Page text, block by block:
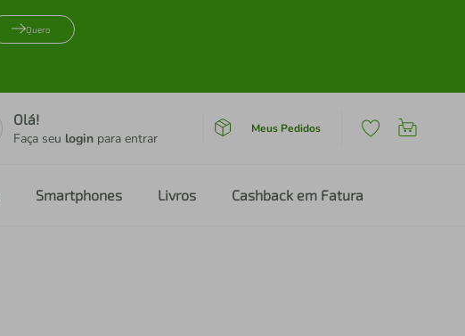
Quero
Olá!
Faça seu login para entrar
Meus Pedidos
Smartphones Livros Cashback em Fatura